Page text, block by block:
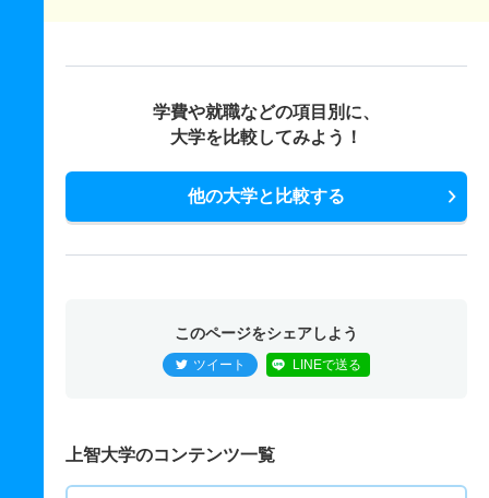
学費や就職などの項目別に、
大学を比較してみよう！
他の大学と比較する
このページをシェアしよう
ツイート LINEで送る
上智大学のコンテンツ一覧